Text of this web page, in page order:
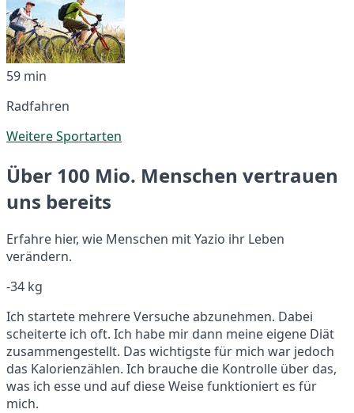
59 min
Radfahren
Weitere Sportarten
Über 100 Mio. Menschen vertrauen
uns bereits
Erfahre hier, wie Menschen mit Yazio ihr Leben
verändern.
-34 kg
Ich startete mehrere Versuche abzunehmen. Dabei
scheiterte ich oft. Ich habe mir dann meine eigene Diät
zusammengestellt. Das wichtigste für mich war jedoch
das Kalorienzählen. Ich brauche die Kontrolle über das,
was ich esse und auf diese Weise funktioniert es für
mich.